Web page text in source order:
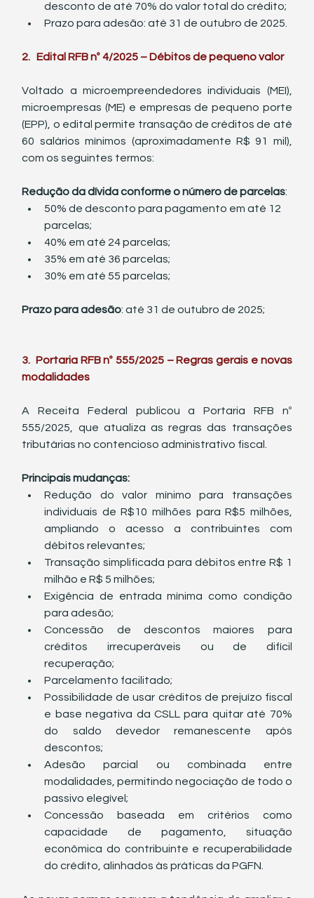
desconto de até 70% do valor total do crédito;
Prazo para adesão: até 31 de outubro de 2025.
2.   Edital RFB nº 4/2025 – Débitos de pequeno valor
Voltado a microempreendedores individuais (MEI),
microempresas (ME) e empresas de pequeno porte
(EPP), o edital permite transação de créditos de até
60 salários mínimos (aproximadamente R$ 91 mil),
com os seguintes termos:
Redução da dívida conforme o número de parcelas:
50% de desconto para pagamento em até 12
parcelas;
40% em até 24 parcelas;
35% em até 36 parcelas;
30% em até 55 parcelas;
Prazo para adesão: até 31 de outubro de 2025;
3.  Portaria RFB nº 555/2025 – Regras gerais e novas
modalidades
A Receita Federal publicou a Portaria RFB nº
555/2025, que atualiza as regras das transações
tributárias no contencioso administrativo fiscal.
Principais mudanças:
Redução do valor mínimo para transações
individuais de R$10 milhões para R$5 milhões,
ampliando o acesso a contribuintes com
débitos relevantes;
Transação simplificada para débitos entre R$ 1
milhão e R$ 5 milhões;
Exigência de entrada mínima como condição
para adesão;
Concessão de descontos maiores para
créditos irrecuperáveis ou de difícil
recuperação;
Parcelamento facilitado;
Possibilidade de usar créditos de prejuízo fiscal
e base negativa da CSLL para quitar até 70%
do saldo devedor remanescente após
descontos;
Adesão parcial ou combinada entre
modalidades, permitindo negociação de todo o
passivo elegível;
Concessão baseada em critérios como
capacidade de pagamento, situação
econômica do contribuinte e recuperabilidade
do crédito, alinhados às práticas da PGFN.